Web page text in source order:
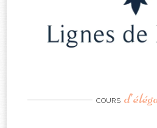
COURS